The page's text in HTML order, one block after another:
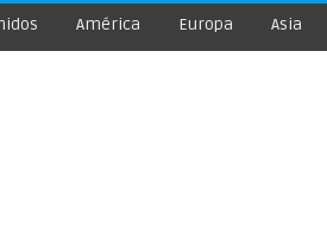
América Europa Asia